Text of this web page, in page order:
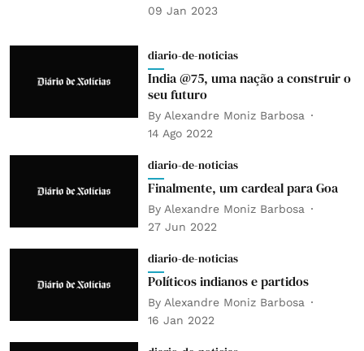
09 Jan 2023
diario-de-noticias
India @75, uma nação a construir o
seu futuro
By Alexandre Moniz Barbosa
14 Ago 2022
diario-de-noticias
Finalmente, um cardeal para Goa
By Alexandre Moniz Barbosa
27 Jun 2022
diario-de-noticias
Políticos indianos e partidos
By Alexandre Moniz Barbosa
16 Jan 2022